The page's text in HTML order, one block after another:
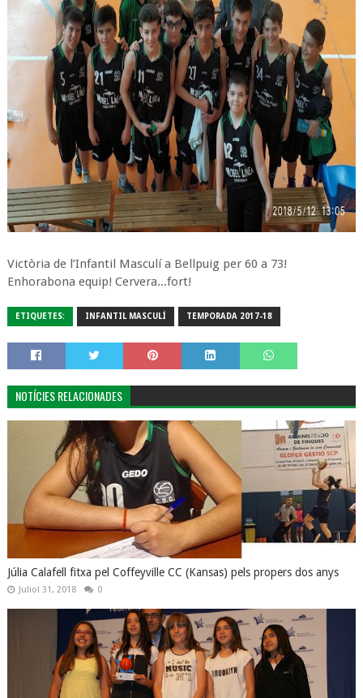
Victòria de l’Infantil Masculí a Bellpuig per 60 a 73!
Enhorabona equip! Cervera...fort!
ETIQUETES: INFANTIL MASCULÍ TEMPORADA 2017-18
NOTÍCIES RELACIONADES
Júlia Calafell fitxa pel Coffeyville CC (Kansas) pels propers dos anys
Juliol 31, 2018 0